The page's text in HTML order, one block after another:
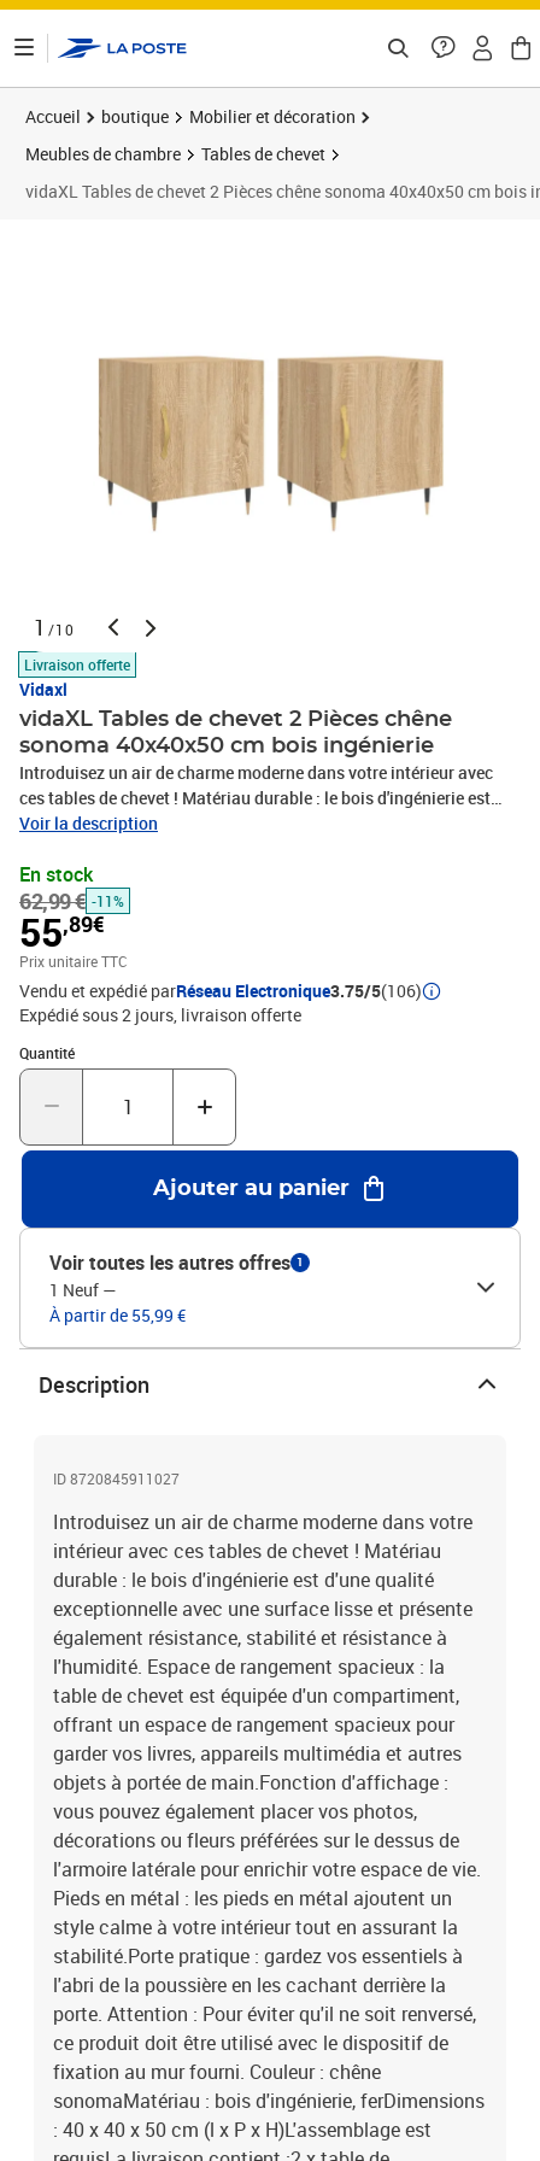
Accueil boutique
Mobilier et décoration
Meubles de chambre
Tables de chevet
vidaXL Tables de chevet 2 Pièces chêne sonoma 40x40x50 cm bois
1 /10
Livraison offerte
Vidaxl
vidaXL Tables de chevet 2 Pièces chêne
sonoma 40x40x50 cm bois ingénierie
Introduisez un air de charme moderne dans votre intérieur avec
ces tables de chevet ! Matériau durable : le bois d'ingénierie est
d'une qualité exceptionnelle avec une surface lisse et présente
de rangement spacieux : la table de chevet est équipée d'un
compartiment, offrant un espace de rangement spacieux pour
garder vos livres, appareils multimédia et autres objets à portée de
main.Fonction d'affichage : vous pouvez également placer vos
photos, décorations ou fleurs préférées sur le dessus de l'armoire
latérale pour enrichir votre espace de vie. Pieds en métal : les pieds
en métal ajoutent un style calme à votre intérieur tout en assurant
la stabilité.Porte pratique : gardez vos essentiels à l'abri de la
poussière en les cachant derrière la porte. Attention : Pour éviter
qu'il ne soit renversé, ce produit doit être utilisé avec le dispositif
d'ingénierie, ferDimensions : 40 x 40 x 50 cm (l x P x
H)L'assemblage est requisLa livraison contient :2 x table de
chevetLegal Documents:Vous trouverez ici plus de détails sur la
façon d'empêcher vos meubles de basculer
Voir la description
En stock
62,99 € -11%
55,89€
Prix unitaire TTC
Vendu et expédié parRéseau Electronique3.75/5(106)
Expédié sous 2 jours livraison offerte
Quantité
Quantité : 1
Ajouter au panier
Voir toutes les autres offres 1
1 Neuf —
À partir de 55,99 €
Description
ID 8720845911027
Introduisez un air de charme moderne dans votre
intérieur avec ces tables de chevet ! Matériau
durable : le bois d'ingénierie est d'une qualité
exceptionnelle avec une surface lisse et présente
également résistance, stabilité et résistance à
l'humidité. Espace de rangement spacieux : la
table de chevet est équipée d'un compartiment,
offrant un espace de rangement spacieux pour
garder vos livres, appareils multimédia et autres
objets à portée de main.Fonction d'affichage :
vous pouvez également placer vos photos,
décorations ou fleurs préférées sur le dessus de
l'armoire latérale pour enrichir votre espace de vie.
Pieds en métal : les pieds en métal ajoutent un
style calme à votre intérieur tout en assurant la
stabilité.Porte pratique : gardez vos essentiels à
l'abri de la poussière en les cachant derrière la
porte. Attention : Pour éviter qu'il ne soit renversé,
ce produit doit être utilisé avec le dispositif de
fixation au mur fourni. Couleur : chêne
sonomaMatériau : bois d'ingénierie, ferDimensions
: 40 x 40 x 50 cm (l x P x H)L'assemblage est